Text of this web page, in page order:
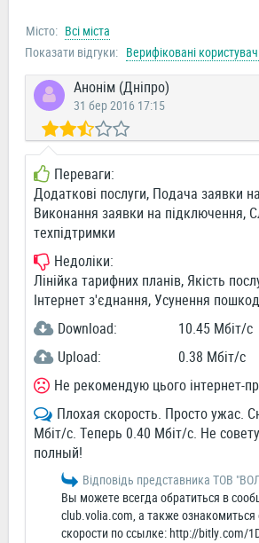
Місто: Всі міста
Показати відгуки: Верифіковані
Анонім (Дніпро)
31 бер 2016 17:15
Переваги:
Додаткові послуги, Подача заявки
Виконання заявки на підключення,
техпідтримки
Недоліки:
Лінійка тарифних планів, Якість
Інтернет з'єднання, Усунення
Download:
10.45 Мбіт/c
Upload:
0.38 Мбіт/c
Не рекомендую цього інтернет-
Плохая скорость. Просто ужас.
Мбіт/с. Теперь 0.40 Мбіт/с. Не
полный!
Відповідь представника ТОВ
Вы можете всегда обратиться в
club.volia.com, а также
скорости по ссылке: http://bitly.com/